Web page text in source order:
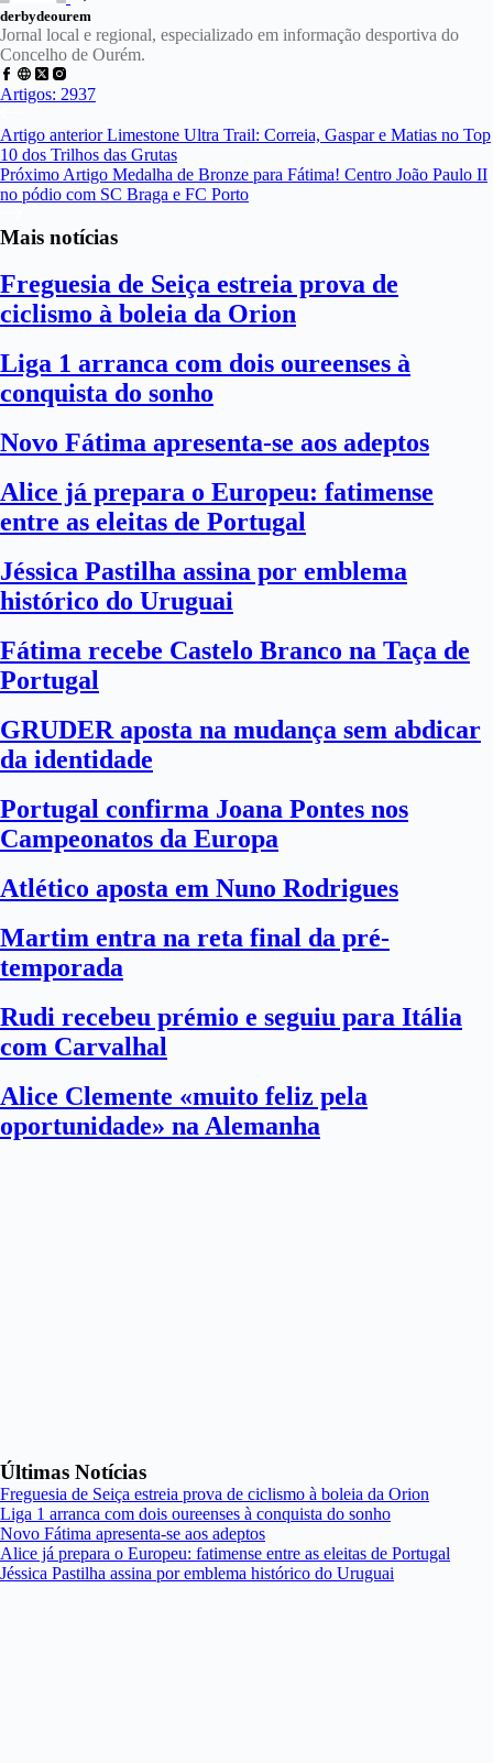
derbydeourem
Jornal local e regional, especializado em informação desportiva do
Concelho de Ourém.
Artigos: 2937
Artigo anteriorLimestone Ultra Trail: Correia, Gaspar e Matias no Top
10 dos Trilhos das Grutas
Próximo Artigo Medalha de Bronze para Fátima! Centro João Paulo II
no pódio com SC Braga e FC Porto
Mais notícias
Freguesia de Seiça estreia prova de
ciclismo à boleia da Orion
Liga 1 arranca com dois oureenses à
conquista do sonho
Novo Fátima apresenta-se aos adeptos
Alice já prepara o Europeu: fatimense
entre as eleitas de Portugal
Jéssica Pastilha assina por emblema
histórico do Uruguai
Fátima recebe Castelo Branco na Taça de
Portugal
GRUDER aposta na mudança sem abdicar
da identidade
Portugal confirma Joana Pontes nos
Campeonatos da Europa
Atlético aposta em Nuno Rodrigues
Martim entra na reta final da pré-
temporada
Rudi recebeu prémio e seguiu para Itália
com Carvalhal
Alice Clemente «muito feliz pela
oportunidade» na Alemanha
Últimas Notícias
Freguesia de Seiça estreia prova de ciclismo à boleia da Orion
Liga 1 arranca com dois oureenses à conquista do sonho
Novo Fátima apresenta-se aos adeptos
Alice já prepara o Europeu: fatimense entre as eleitas de Portugal
Jéssica Pastilha assina por emblema histórico do Uruguai